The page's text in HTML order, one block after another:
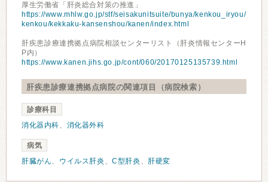
厚生労働省「肝炎総合対策の推進」
https://www.mhlw.go.jp/stf/seisakunitsuite/bunya/kenkou_iryou/
kenkou/kekkaku-kansenshou/kanen/index.html
肝疾患診療連携拠点病院相談センターリスト（肝炎情報センターH
P内）
https://www.kanen.jihs.go.jp/cont/060/20170125135739.html
肝疾患診療連携拠点病院の関連項目（病院検索）
診療科目
消化器内科、 消化器外科
病気
肝臓がん、 ウイルス肝炎 、C型肝炎 、 肝硬変